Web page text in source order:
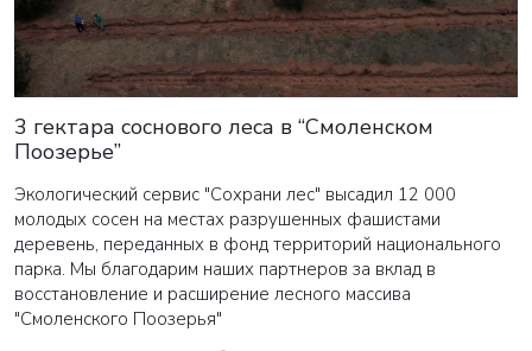
3 гектара соснового леса в “Смоленском
Поозерье”
Экологический сервис "Сохрани лес" высадил 12 000
молодых сосен на местах разрушенных фашистами
деревень, переданных в фонд территорий национального
парка. Мы благодарим наших партнеров за вклад в
восстановление и расширение лесного массива
"Смоленского Поозерья"